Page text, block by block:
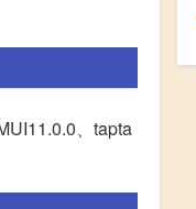
、tapta